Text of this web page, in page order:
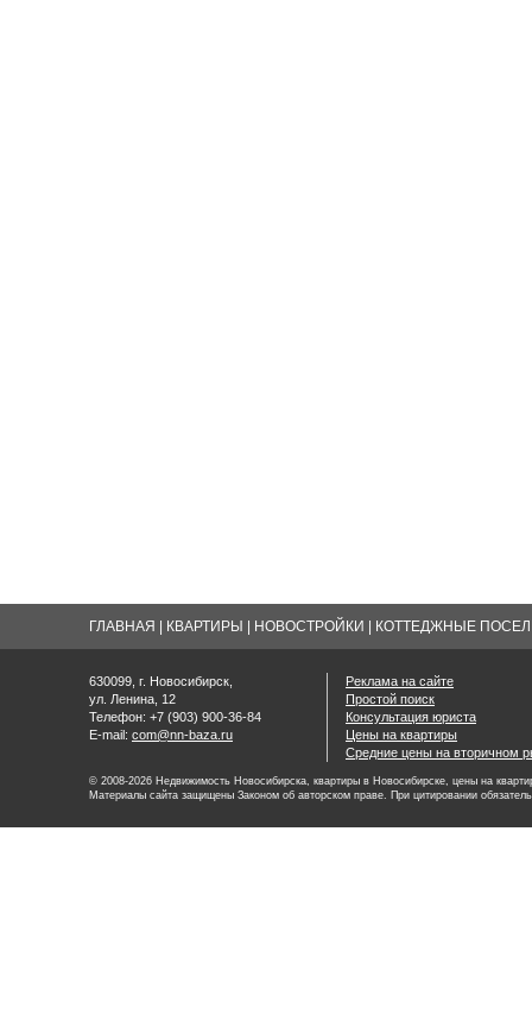
ГЛАВНАЯ КВАРТИРЫ НОВОСТРОЙКИ КОТТЕДЖНЫЕ
630099, г. Новосибирск,
ул. Ленина, 12
Телефон: +7 (903) 900-36-84
E-mail: com@nn-baza.ru
Реклама на сайте
Простой поиск
Консультация юриста
Цены на квартиры
Средние цены на вторичном
© 2008-2026 Недвижимость Новосибирска, квартиры в Новосибирске, цены на
Материалы сайта защищены Законом об авторском праве. При цитировании